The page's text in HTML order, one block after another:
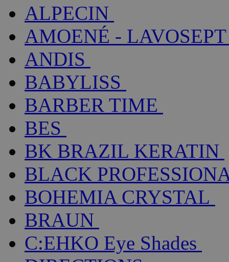
ALPECIN
AMOENÉ - LAVOSEPT
ANDIS
BABYLISS
BARBER TIME
BES
BK BRAZIL KERATIN
BLACK
BOHEMIA CRYSTAL
BRAUN
C:EHKO Eye Shades